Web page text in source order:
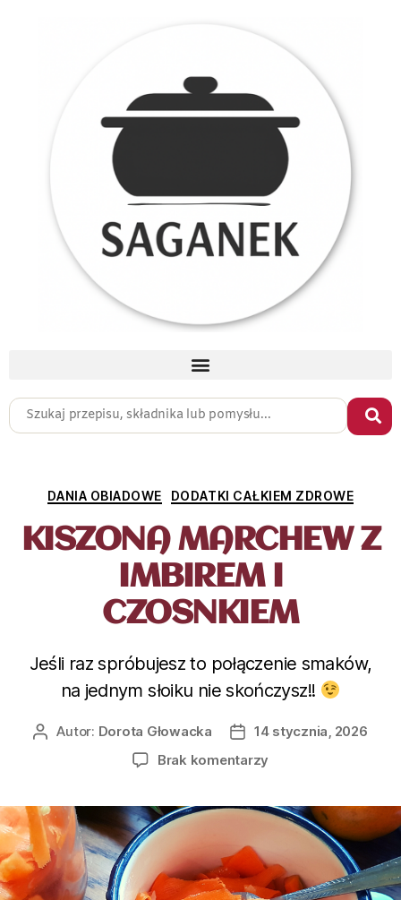
DANIA OBIADOWE DODATKI CAŁKIEM ZDROWE
KISZONA MARCHEW Z
IMBIREM I
CZOSNKIEM
Jeśli raz spróbujesz to połączenie smaków,
na jednym słoiku nie skończysz!!
Autor: Dorota Głowacka
14 stycznia, 2026
Brak komentarzy